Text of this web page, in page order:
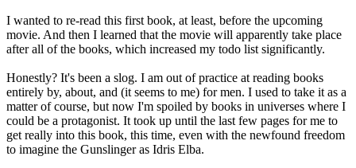
I wanted to re-read this first book, at least, before the upcoming
movie. And then I learned that the movie will apparently take place
after all of the books, which increased my todo list significantly.
Honestly? It's been a slog. I am out of practice at reading books
entirely by, about, and (it seems to me) for men. I used to take it as a
matter of course, but now I'm spoiled by books in universes where I
could be a protagonist. It took up until the last few pages for me to
get really into this book, this time, even with the newfound freedom
to imagine the Gunslinger as Idris Elba.